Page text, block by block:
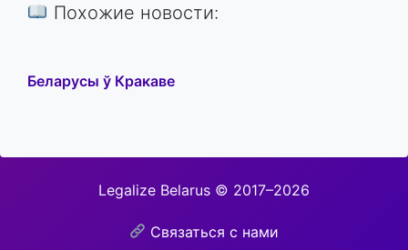
Похожие новости:
Беларусы ў Кракаве
Legalize Belarus © 2017–2026
Связаться с нами